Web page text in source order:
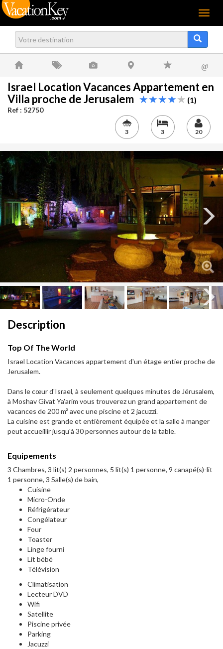
Menu
@
Israel Location Vacances Appartement en
Villa proche de Jerusalem
(1)
Ref : 52750
3 3 20
Next
Description
Top Of The World
Israel Location Vacances appartement d'un étage entier proche de
Jerusalem.
Dans le cœur d'Israel, à seulement quelques minutes de Jérusalem,
à Moshav Givat Ya'arim vous trouverez un grand appartement de
vacances de 200 m² avec une piscine et 2 jacuzzi.
La cuisine est grande et entièrement équipée et la salle à manger
peut accueillir jusqu'à 30 personnes autour de la table.
Equipements
3 Chambres, 3 lit(s) 2 personnes, 5 lit(s) 1 personne, 9 canapé(s)-lit
1 personne, 3 Salle(s) de bain,
Cuisine
Micro-Onde
Réfrigérateur
Congélateur
Four
Toaster
Linge fourni
Lit bébé
Télévision
Climatisation
Lecteur DVD
Wifi
Satellite
Piscine privée
Parking
Jacuzzi